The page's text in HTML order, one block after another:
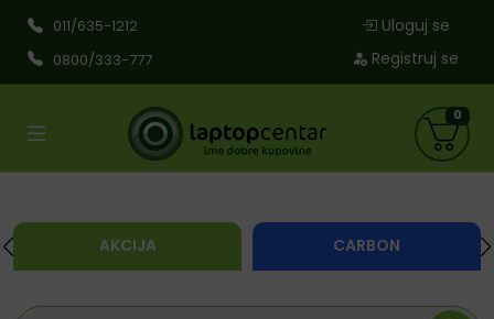
011/635-1212
0800/333-777
Uloguj se
Registruj se
AKCIJA CARBON
0